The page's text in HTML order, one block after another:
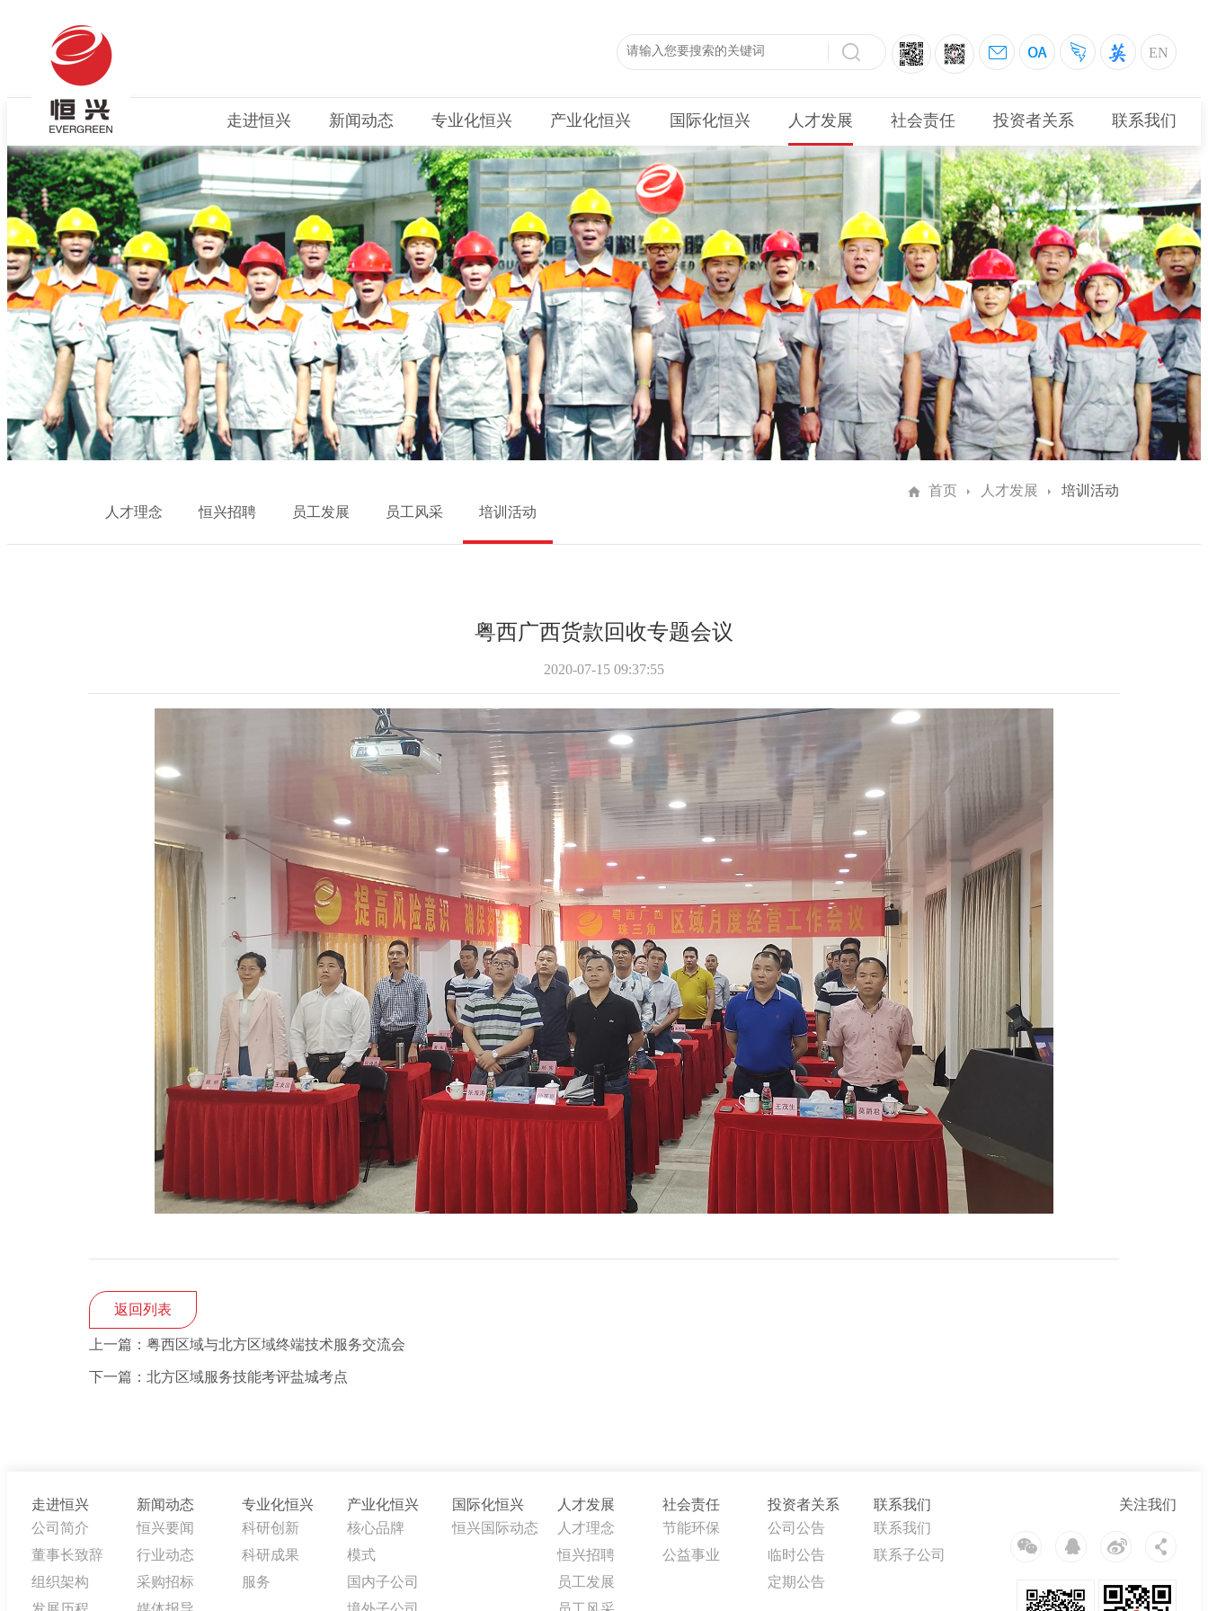
EN
走进恒兴 新闻动态 专业化恒兴 产业化恒兴 国际化恒兴 人才发展 社会责任 投资者关系 联系我们
首页 人才发展
培训活动
人才理念
恒兴招聘 员工发展 员工风采 培训活动
粤西广西货款回收专题会议
2020-07-15 09:37:55
返回列表
上一篇：粤西区域与北方区域终端技术服务交流会
下一篇：北方区域服务技能考评盐城考点
走进恒兴
公司简介
董事长致辞
组织架构
新闻动态
恒兴要闻
行业动态
采购招标
专业化恒兴
科研创新
科研成果
服务
产业化恒兴
核心品牌
模式
国内子公司
国际化恒兴
恒兴国际动态
人才发展
人才理念
恒兴招聘
员工发展
社会责任
节能环保
公益事业
投资者关系
公司公告
临时公告
定期公告
联系我们
联系我们
联系子公司
关注我们